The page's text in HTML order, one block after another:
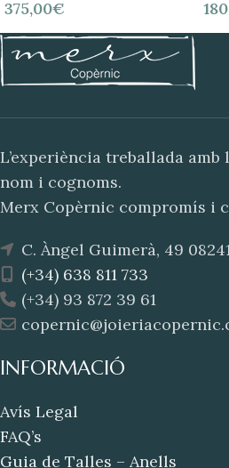
375,00€
L’experiència treballada amb
nom i cognoms.
Merx Copèrnic compromís i
C. Àngel Guimerà, 49
(+34) 638 811 733
(+34) 93 872 39 61
INFORMACIÓ
Avís Legal
FAQ’s
Guia de Talles – Anells